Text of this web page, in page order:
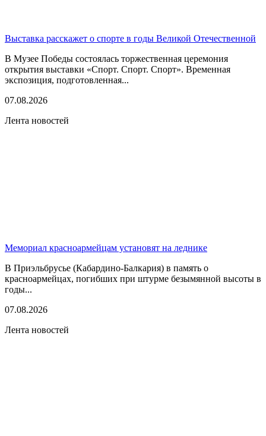
Выставка расскажет о спорте в годы Великой Отечественной
В Музее Победы состоялась торжественная церемония
открытия выставки «Спорт. Спорт. Спорт». Временная
экспозиция, подготовленная...
07.08.2026
Лента новостей
Мемориал красноармейцам установят на леднике
В Приэльбрусье (Кабардино-Балкария) в память о
красноармейцах, погибших при штурме безымянной высоты в
годы...
07.08.2026
Лента новостей